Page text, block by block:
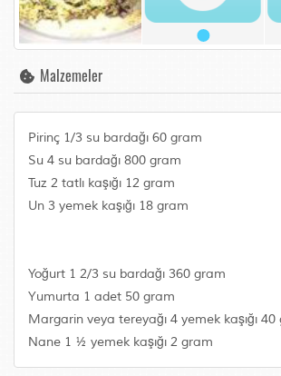
Malzemeler
Pirinç 1/3 su bardağı 60 gram
Su 4 su bardağı 800 gram
Tuz 2 tatlı kaşığı 12 gram
Un 3 yemek kaşığı 18 gram
Yoğurt 1 2/3 su bardağı 360 gram
Yumurta 1 adet 50 gram
Margarin veya tereyağı 4 yemek kaşığı 40
Nane 1 ½ yemek kaşığı 2 gram